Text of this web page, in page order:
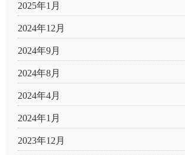
2025年1月
2024年12月
2024年9月
2024年8月
2024年4月
2024年1月
2023年12月